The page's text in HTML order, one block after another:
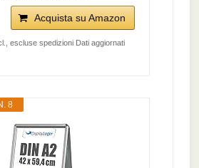
Acquista su Amazon
escluse spedizioni Dati aggiornati
8